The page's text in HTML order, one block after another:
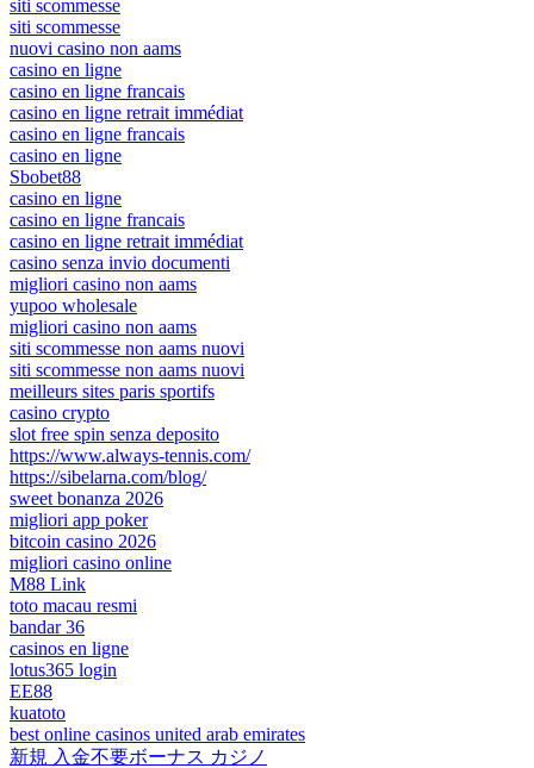
siti scommesse
siti scommesse
nuovi casino non aams
casino en ligne
casino en ligne francais
casino en ligne retrait immédiat
casino en ligne francais
casino en ligne
Sbobet88
casino en ligne
casino en ligne francais
casino en ligne retrait immédiat
casino senza invio documenti
migliori casino non aams
yupoo wholesale
migliori casino non aams
siti scommesse non aams nuovi
siti scommesse non aams nuovi
meilleurs sites paris sportifs
casino crypto
slot free spin senza deposito
https://www.always-tennis.com/
https://sibelarna.com/blog/
sweet bonanza 2026
migliori app poker
bitcoin casino 2026
migliori casino online
M88 Link
toto macau resmi
bandar 36
casinos en ligne
lotus365 login
EE88
kuatoto
best online casinos united arab emirates
新規 入金不要ボーナス カジノ